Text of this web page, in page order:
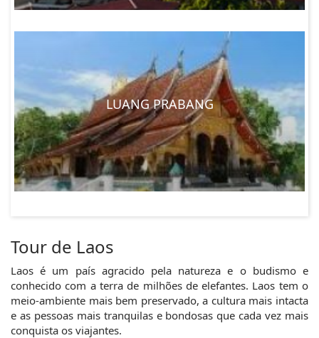
LUANG PRABANG
Tour de Laos
Laos é um país agracido pela natureza e o budismo e
conhecido com a terra de milhões de elefantes. Laos tem o
meio-ambiente mais bem preservado, a cultura mais intacta
e as pessoas mais tranquilas e bondosas que cada vez mais
conquista os viajantes.